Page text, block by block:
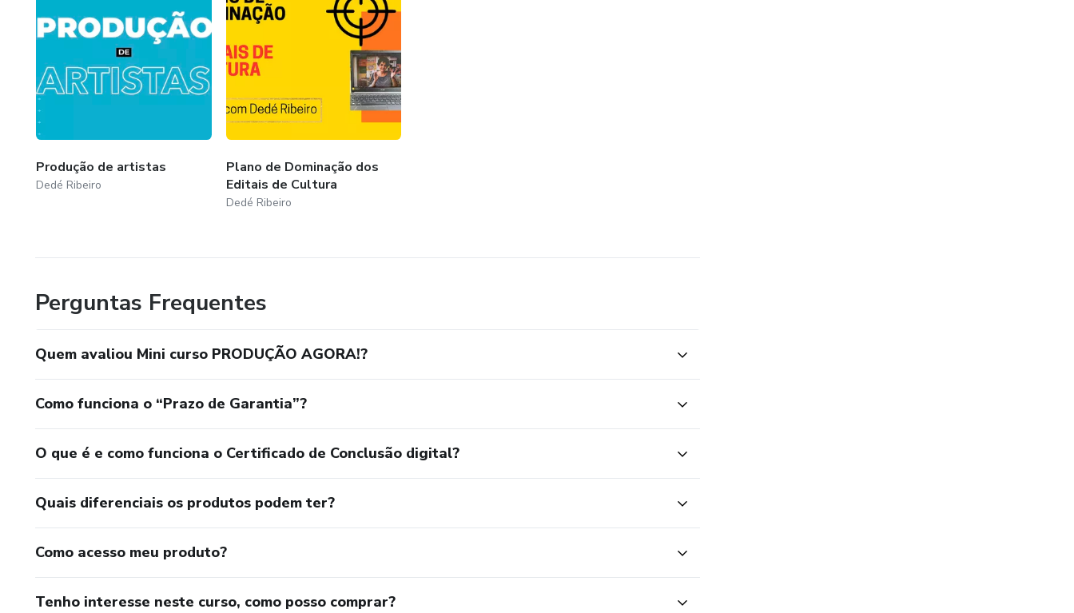
Produção de artistas
Dedé Ribeiro
Plano de Dominação dos
Editais de Cultura
Dedé Ribeiro
Perguntas Frequentes
Quem avaliou Mini curso PRODUÇÃO AGORA!?
Como funciona o “Prazo de Garantia”?
O que é e como funciona o Certificado de Conclusão digital?
Quais diferenciais os produtos podem ter?
Como acesso meu produto?
Tenho interesse neste curso, como posso comprar?